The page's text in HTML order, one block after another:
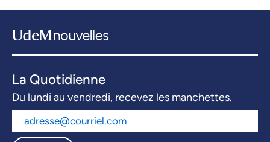
La Quotidienne
Du lundi au vendredi, recevez les manchettes.